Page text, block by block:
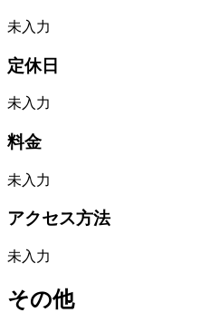
未入力
定休日
未入力
料金
未入力
アクセス方法
未入力
その他